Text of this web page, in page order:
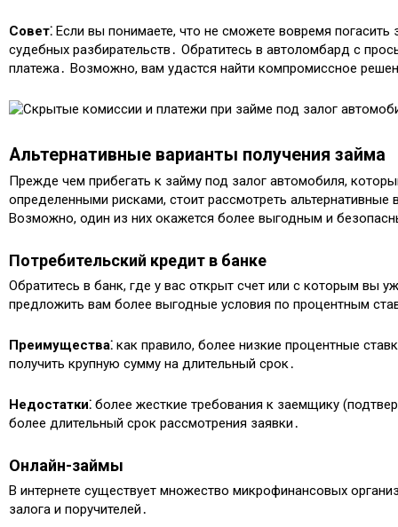
Совет⁚ Если вы понимаете, что не сможете вовремя
судебных разбирательств․ Обратитесь в автоломбард с
платежа․ Возможно, вам удастся найти компромиссное
Альтернативные варианты получения займа
Прежде чем прибегать к займу под залог автомобиля,
определенными рисками, стоит рассмотреть
Возможно, один из них окажется более выгодным и
Потребительский кредит в банке
Обратитесь в банк, где у вас открыт счет или с которым вы
предложить вам более выгодные условия по процентным
Преимущества⁚ как правило, более низкие процентные
получить крупную сумму на длительный срок․
Недостатки⁚ более жесткие требования к заемщику
более длительный срок рассмотрения заявки․
Онлайн-займы
В интернете существует множество микрофинансовых
залога и поручителей․